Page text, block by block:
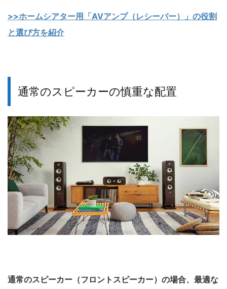
>>ホームシアター用「AVアンプ（レシーバー）」の役割
と選び方を紹介
通常のスピーカーの慎重な配置
通常のスピーカー（フロントスピーカー）の場合、最適な